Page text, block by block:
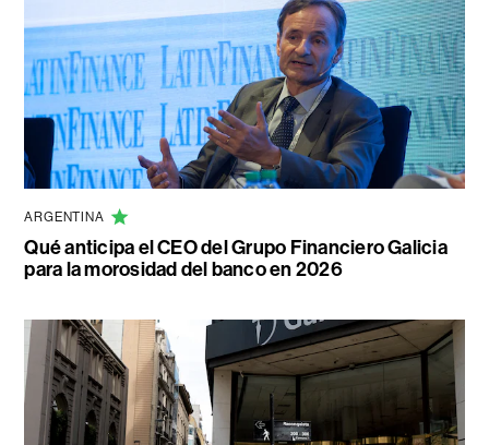
ARGENTINA
Qué anticipa el CEO del Grupo Financiero Galicia
para la morosidad del banco en 2026